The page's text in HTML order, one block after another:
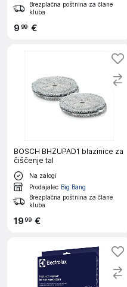
Brezplačna poštnina za člane
kluba
9 99 €
BOSCH BHZUPAD1 blazinice za
čiščenje tal
Na zalogi
Prodajalec Big Bang
Brezplačna poštnina za člane
kluba
1999 €